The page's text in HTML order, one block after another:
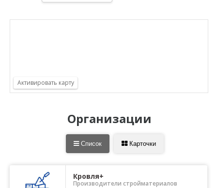
Организации
Список Карточки
Кровля+
Производители стройматериалов